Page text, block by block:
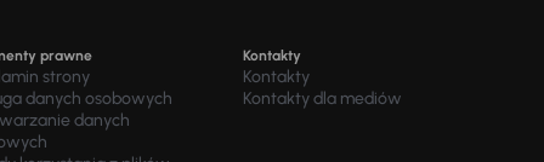
prawne
strony
danych osobowych
danych
Kontakty
Kontakty
Kontakty dla mediów